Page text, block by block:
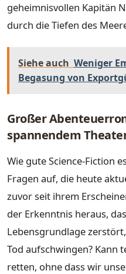
geheimnisvollen Kapitän
durch die Tiefen des
Siehe auch Weniger
Begasung von
Großer
spannendem
Wie gute Science-Fiction
Fragen auf, die heute
zuvor seit ihrem
der Erkenntnis heraus,
Lebensgrundlage
Tod aufschwingen? Kann
retten, ohne dass wir